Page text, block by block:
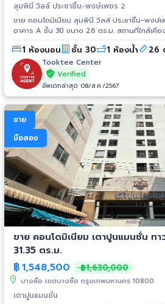
ลุมพินี วิลล์ ประชาชื่น-พงษ์เพชร 2
ขาย คอนโดมิเนียม ลุมพินี วิลล์ ประชาชื่น-พงษ์เ
อาคาร A ชั้น 30 ขนาด 26 ตร.ม. สถานที่ใกล้เคียง - เทสโก้ โลตัส พงษ์เพชร :
1.0 กม. - โฮมโปร ประชาชื่น : 1.0 กม. - เดอะมอ
พันธ์ทิพย์ งามวงศ์วาน : 2.1 กม. - เทสโก้ โลตัส รั
พลานาด งามวงศ์วาน-แคราย : 3.8 กม. - โรงพย
พยาบาลเกษมราษฎร์ : 1.6 กม. - โรงพยาบาลวิ
ธุรกิจบัณฑิตย์ : 3.0 กม. - มหาวิทยาลัยเกษตรศาส
สาธารณสุข : 5.0 กม.
1 ห้องนอน ชั้น 30 1 ห้องน้ำ 26
Tooktee Center
Verified
อัพเดทล่าสุด 08/ส.ค./2567
ขาย
มือสอง
ขาย คอนโดมิเนียม เตาปูนแมนชั่น ท
31.35 ตร.ม.
฿1,548,500 ฿1,630,000
บางซื่อ เขตบางซื่อ กรุงเทพมหานคร 10800
เตาปูนแมนชั่น